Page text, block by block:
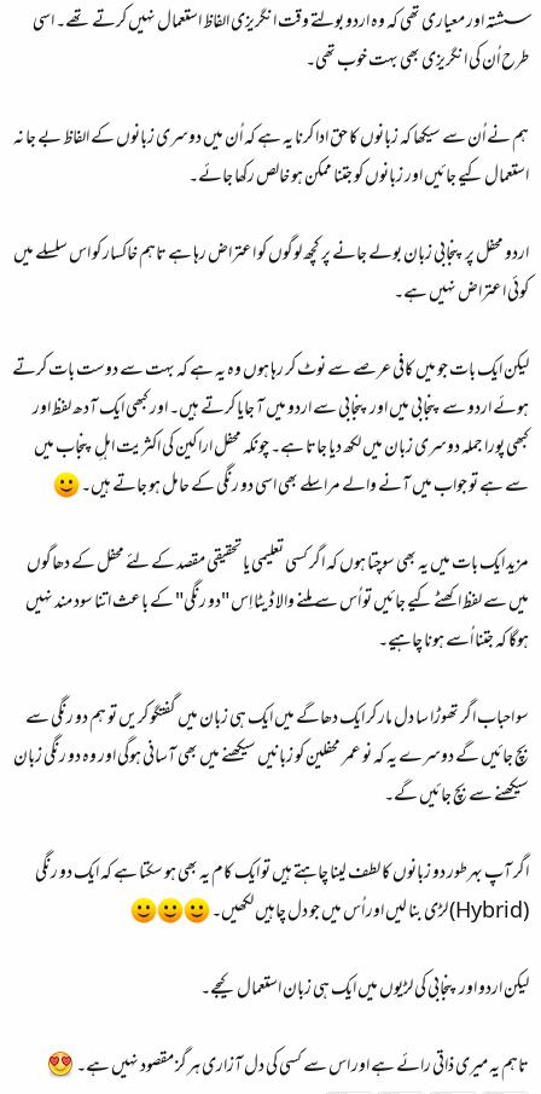
سشتہ اور معیاری تھی کہ وہ اردو بولتے وقت انگریزی الفاظ استعمال نہیں کرتے تھے۔ اسی
طرح اُن کی انگریزی بھی بہت خوب تھی۔
ہم نے اُن سے سیکھا کہ زبانوں کا حق ادا کرنا یہ ہے کہ اُن میں دوسری زبانوں کے الفاظ بے جا نہ
استعمال کیے جائیں اور زبانوں کو جتنا ممکن ہو خالص رکھا جائے۔
اردو محفل پر پنجابی زبان بولے جانے پر کچھ لوگوں کو اعتراض رہا ہے تاہم خاکسار کو اس سلسلے میں
کوئی اعتراض نہیں ہے۔
لیکن ایک بات جو میں کافی عرصے سے نوٹ کر رہا ہوں وہ یہ ہے کہ بہت سے دوست بات کرتے
ہوئے اردو سے پنجابی میں اور پنجابی سے اردو میں آ جایا کرتے ہیں۔ اور کبھی ایک آدھ لفظ اور
کبھی پورا جملہ دوسری زبان میں لکھ دیا جاتا ہے۔ چونکہ محفل اراکین کی اکثریت اہلِ پنجاب میں
سے ہے تو جواب میں آنے والے مراسلے بھی اسی دو رنگی کے حامل ہو جاتے ہیں۔
مزید ایک بات میں یہ بھی سوچتا ہوں کہ اگر کسی تعلیمی یا تحقیقی مقصد کے لئے محفل کے دھاگوں
میں سے لفظ اکھٹے کیے جائیں تو اُس سے ملنے والا ڈیٹا اِس "دو رنگی" کے باعث اتنا سود مند نہیں
ہوگا کہ جتنا اُسے ہونا چاہیے۔
سو احباب اگر تھوڑا سا دل مار کر ایک دھاگے میں ایک ہی زبان میں گفتگو کریں تو ہم دو رنگی سے
بچ جائیں گے دوسرے یہ کہ نو عمر محفلین کو زبانیں سیکھنے میں بھی آسانی ہوگی اور وہ دو رنگی زبان
سیکھنے سے بچ جائیں گے۔
اگر آپ بہرطور دو زبانوں کا لطف لینا چاہتے ہیں تو ایک کام یہ بھی ہو سکتا ہے کہ ایک دو رنگی
(Hybrid) لڑی بنا لیں اور اُس میں جو دل چاہیں لکھیں۔
لیکن اردو اور پنجابی کی لڑیوں میں ایک ہی زبان استعمال کیجے۔
تاہم یہ میری ذاتی رائے ہے اور اس سے کسی کی دل آزاری ہرگز مقصود نہیں ہے۔